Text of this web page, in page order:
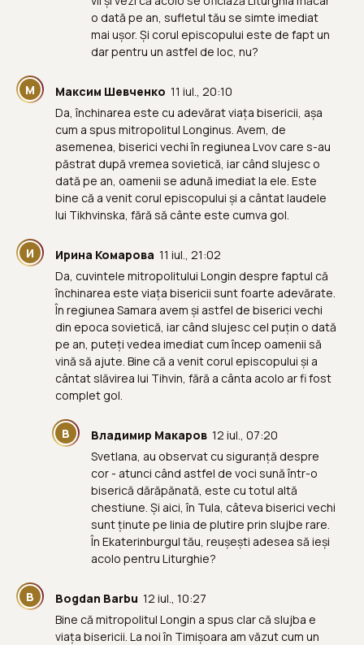
o dată pe an, sufletul tău se simte imediat
mai ușor. Și corul episcopului este de fapt un
dar pentru un astfel de loc, nu?
М Максим Шевченко 11 iul., 20:10
Da, închinarea este cu adevărat viața bisericii, așa
cum a spus mitropolitul Longinus. Avem, de
asemenea, biserici vechi în regiunea Lvov care s-au
păstrat după vremea sovietică, iar când slujesc o
dată pe an, oamenii se adună imediat la ele. Este
bine că a venit corul episcopului și a cântat laudele
lui Tikhvinska, fără să cânte este cumva gol.
И Ирина Комарова 11 iul., 21:02
Da, cuvintele mitropolitului Longin despre faptul că
închinarea este viața bisericii sunt foarte adevărate.
În regiunea Samara avem și astfel de biserici vechi
din epoca sovietică, iar când slujesc cel puțin o dată
pe an, puteți vedea imediat cum încep oamenii să
vină să ajute. Bine că a venit corul episcopului și a
cântat slăvirea lui Tihvin, fără a cânta acolo ar fi fost
complet gol.
В Владимир Макаров 12 iul., 07:20
Svetlana, au observat cu siguranță despre
cor - atunci când astfel de voci sună într-o
biserică dărăpănată, este cu totul altă
chestiune. Și aici, în Tula, câteva biserici vechi
sunt ținute pe linia de plutire prin slujbe rare.
În Ekaterinburgul tău, reușești adesea să ieși
acolo pentru Liturghie?
B Bogdan Barbu 12 iul., 10:27
Bine că mitropolitul Longin a spus clar că slujba e
viața bisericii. La noi în Timișoara am văzut cum un